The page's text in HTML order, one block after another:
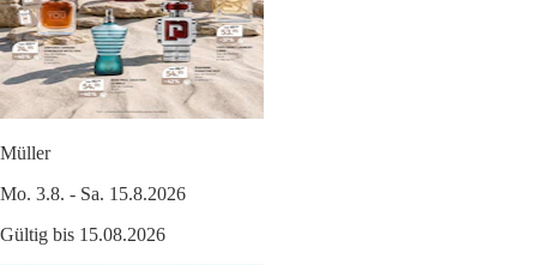
Müller
Mo. 3.8. - Sa. 15.8.2026
Gültig bis 15.08.2026